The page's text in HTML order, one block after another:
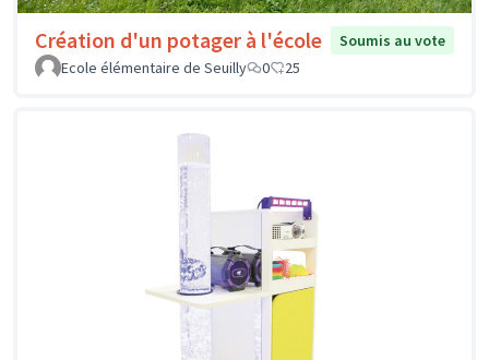
Création d'un potager à l'école
Soumis au vote
Ecole élémentaire de Seuilly
0 25